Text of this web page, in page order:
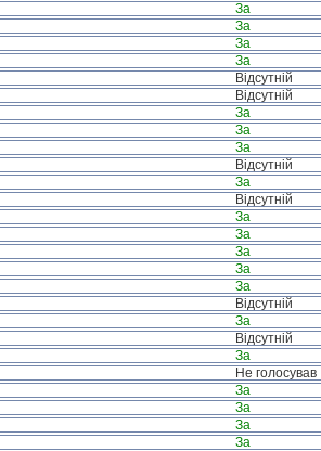
За
За
За
За
Відсутній
Відсутній
За
За
За
Відсутній
За
Відсутній
За
За
За
За
За
Відсутній
За
Відсутній
За
Не голосував
За
За
За
За